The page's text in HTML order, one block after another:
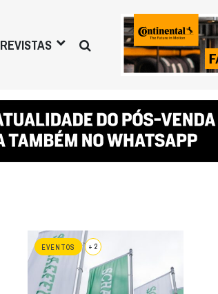
REVISTAS
EVENTOS + 2